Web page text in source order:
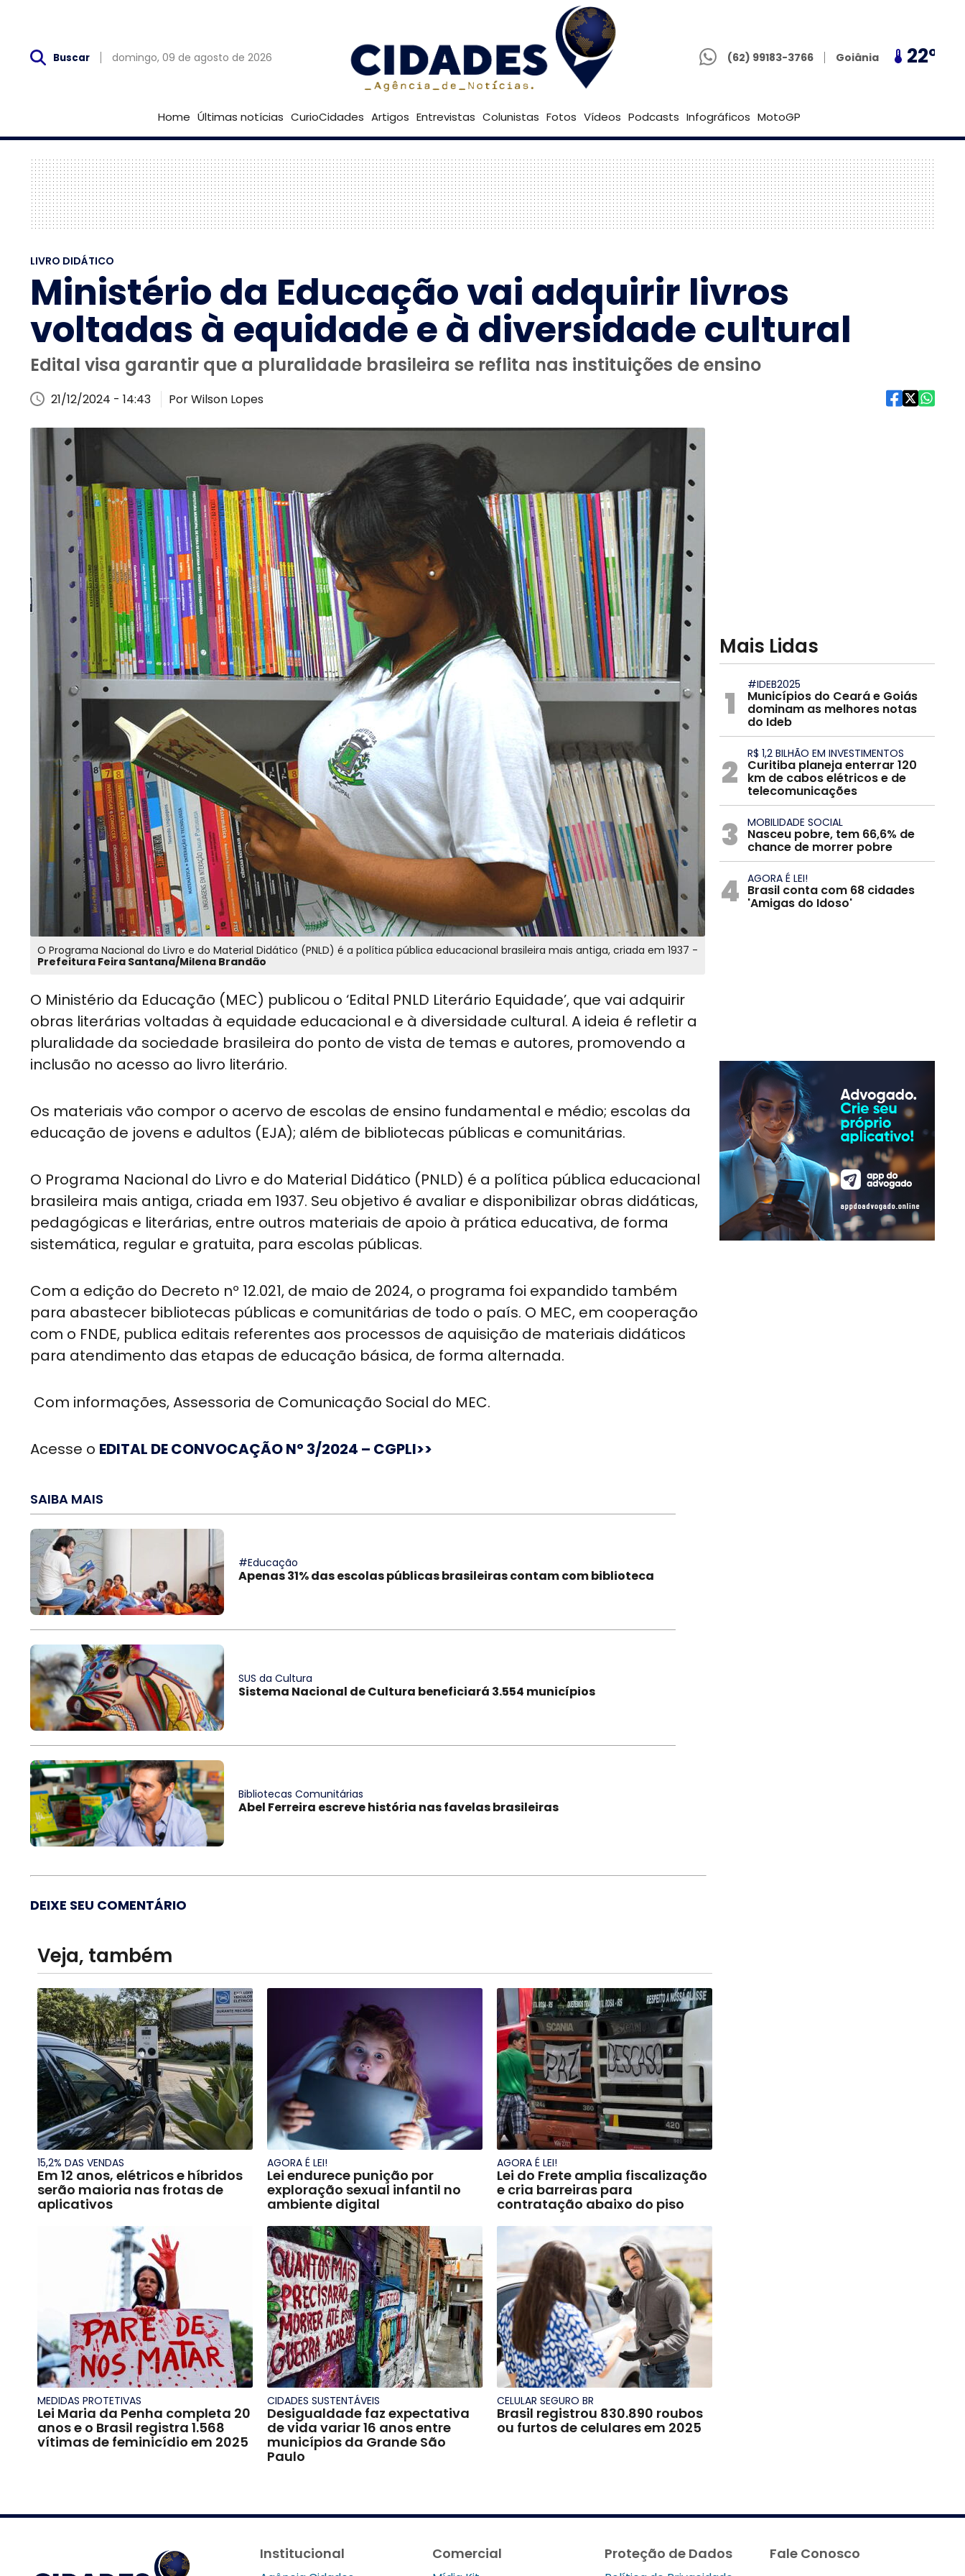
Buscar domingo, 09 de agosto de 2026 (62) 99183-3766
Goiânia 22º Brasília Goiânia 22º Brasília 20º
Home Últimas notícias CurioCidades Artigos Entrevistas Colunistas Fotos Vídeos Podcasts Infográficos MotoGP
LIVRO DIDÁTICO
Ministério da Educação vai adquirir livros
voltadas à equidade e à diversidade cultural
Edital visa garantir que a pluralidade brasileira se reflita nas instituições de ensino
21/12/2024 - 14:43 Por Wilson Lopes
O Programa Nacional do Livro e do Material Didático (PNLD) é a política pública educacional brasileira mais antiga, criada em 1937 -
Prefeitura Feira Santana/Milena Brandão
O Ministério da Educação (MEC) publicou o ‘Edital PNLD Literário Equidade’, que vai adquirir
obras literárias voltadas à equidade educacional e à diversidade cultural. A ideia é refletir a
pluralidade da sociedade brasileira do ponto de vista de temas e autores, promovendo a
inclusão no acesso ao livro literário.
Os materiais vão compor o acervo de escolas de ensino fundamental e médio; escolas da
educação de jovens e adultos (EJA); além de bibliotecas públicas e comunitárias.
O Programa Nacional do Livro e do Material Didático (PNLD) é a política pública educacional
brasileira mais antiga, criada em 1937. Seu objetivo é avaliar e disponibilizar obras didáticas,
pedagógicas e literárias, entre outros materiais de apoio à prática educativa, de forma
sistemática, regular e gratuita, para escolas públicas.
Com a edição do Decreto nº 12.021, de maio de 2024, o programa foi expandido também
para abastecer bibliotecas públicas e comunitárias de todo o país. O MEC, em cooperação
com o FNDE, publica editais referentes aos processos de aquisição de materiais didáticos
para atendimento das etapas de educação básica, de forma alternada.
Com informações, Assessoria de Comunicação Social do MEC.
Acesse o EDITAL DE CONVOCAÇÃO Nº 3/2024 – CGPLI>>
SAIBA MAIS
#Educação
Apenas 31% das escolas públicas brasileiras contam com biblioteca
SUS da Cultura
Sistema Nacional de Cultura beneficiará 3.554 municípios
Bibliotecas Comunitárias
Abel Ferreira escreve história nas favelas brasileiras
DEIXE SEU COMENTÁRIO
Veja, também
15,2% DAS VENDAS
Em 12 anos, elétricos e híbridos
serão maioria nas frotas de
aplicativos
AGORA É LEI!
Lei endurece punição por
exploração sexual infantil no
ambiente digital
AGORA É LEI!
Lei do Frete amplia fiscalização
e cria barreiras para
contratação abaixo do piso
MEDIDAS PROTETIVAS
Lei Maria da Penha completa 20
anos e o Brasil registra 1.568
vítimas de feminicídio em 2025
CIDADES SUSTENTÁVEIS
Desigualdade faz expectativa
de vida variar 16 anos entre
municípios da Grande São
Paulo
CELULAR SEGURO BR
Brasil registrou 830.890 roubos
ou furtos de celulares em 2025
Mais Lidas
1 #IDEB2025
Municípios do Ceará e Goiás
dominam as melhores notas
do Ideb
2 R$ 1,2 BILHÃO EM INVESTIMENTOS
Curitiba planeja enterrar 120
km de cabos elétricos e de
telecomunicações
3 MOBILIDADE SOCIAL
Nasceu pobre, tem 66,6% de
chance de morrer pobre
4 AGORA É LEI!
Brasil conta com 68 cidades
'Amigas do Idoso'
Institucional Comercial Proteção de Dados Fale Conosco